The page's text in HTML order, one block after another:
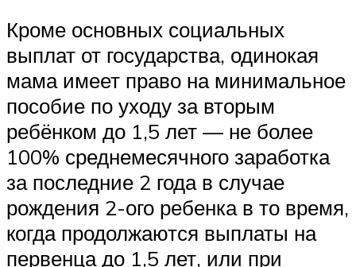
Кроме основных социальных
выплат от государства, одинокая
мама имеет право на минимальное
пособие по уходу за вторым
ребёнком до 1,5 лет — не более
100% среднемесячного заработка
за последние 2 года в случае
рождения 2-ого ребенка в то время,
когда продолжаются выплаты на
первенца до 1,5 лет, или при